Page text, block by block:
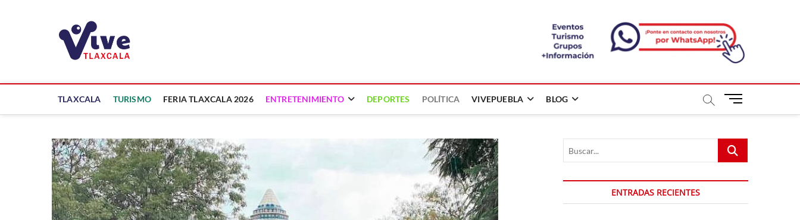
TLAXCALA TURISMO FERIA TLAXCALA 2026 ENTRETENIMIENTO DEPORTES POLÍTICA VIVEPUEBLA BLOG
B
ó
n
d
e
Buscar...
ENTRADAS RECIENTES